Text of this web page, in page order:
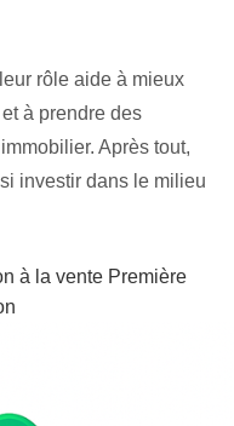
rôle aide à mieux
à prendre des
Après tout,
investir dans le milieu
à la vente Première